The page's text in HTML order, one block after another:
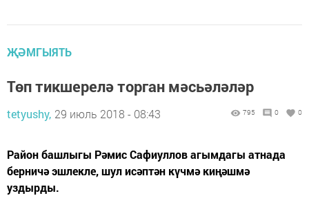
ҖӘМГЫЯТЬ
Төп тикшерелә торган мәсьәләләр
tetyushy, 29 июль 2018 - 08:43 795 0 0
Район башлыгы Рәмис Сафиуллов агымдагы атнада
берничә эшлек­ле, шул исәптән күчмә киңәшмә
уздырды.